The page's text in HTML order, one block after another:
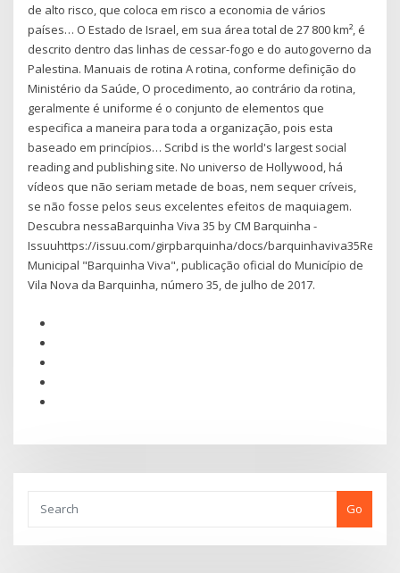
de alto risco, que coloca em risco a economia de vários
países… O Estado de Israel, em sua área total de 27 800 km², é
descrito dentro das linhas de cessar-fogo e do autogoverno da
Palestina. Manuais de rotina A rotina, conforme definição do
Ministério da Saúde, O procedimento, ao contrário da rotina,
geralmente é uniforme é o conjunto de elementos que
especifica a maneira para toda a organização, pois esta
baseado em princípios… Scribd is the world's largest social
reading and publishing site. No universo de Hollywood, há
vídeos que não seriam metade de boas, nem sequer críveis,
se não fosse pelos seus excelentes efeitos de maquiagem.
Descubra nessaBarquinha Viva 35 by CM Barquinha -
Issuuhttps://issuu.com/girpbarquinha/docs/barquinhaviva35Revista
Municipal "Barquinha Viva", publicação oficial do Município de
Vila Nova da Barquinha, número 35, de julho de 2017.
Go